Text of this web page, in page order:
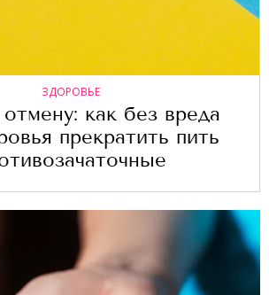
ЗДОРОВЬЕ
как без вреда
прекратить пить